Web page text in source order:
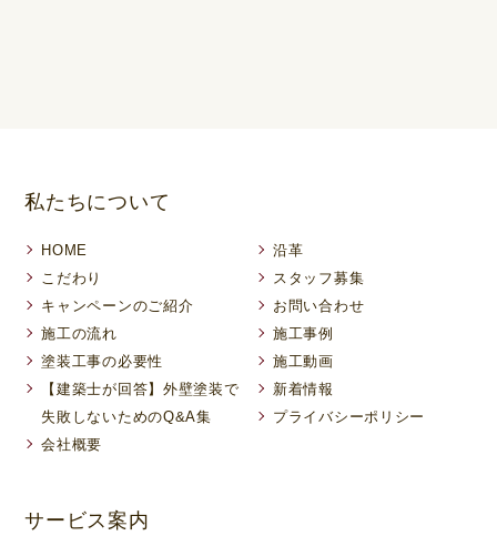
私たちについて
HOME
こだわり
キャンペーンのご紹介
施工の流れ
塗装工事の必要性
【建築士が回答】外壁塗装で
失敗しないためのQ&A集
会社概要
沿革
スタッフ募集
お問い合わせ
施工事例
施工動画
新着情報
プライバシーポリシー
サービス案内